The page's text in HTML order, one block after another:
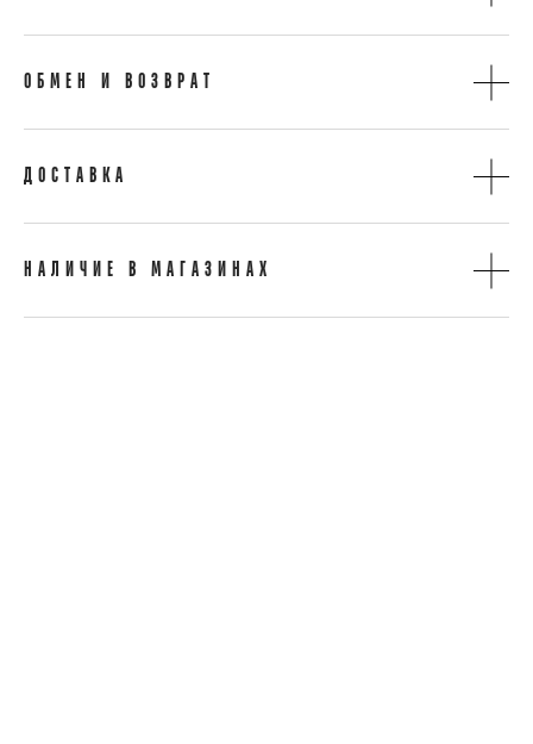
ОБМЕН И ВОЗВРАТ
ДОСТАВКА
НАЛИЧИЕ В МАГАЗИНАХ